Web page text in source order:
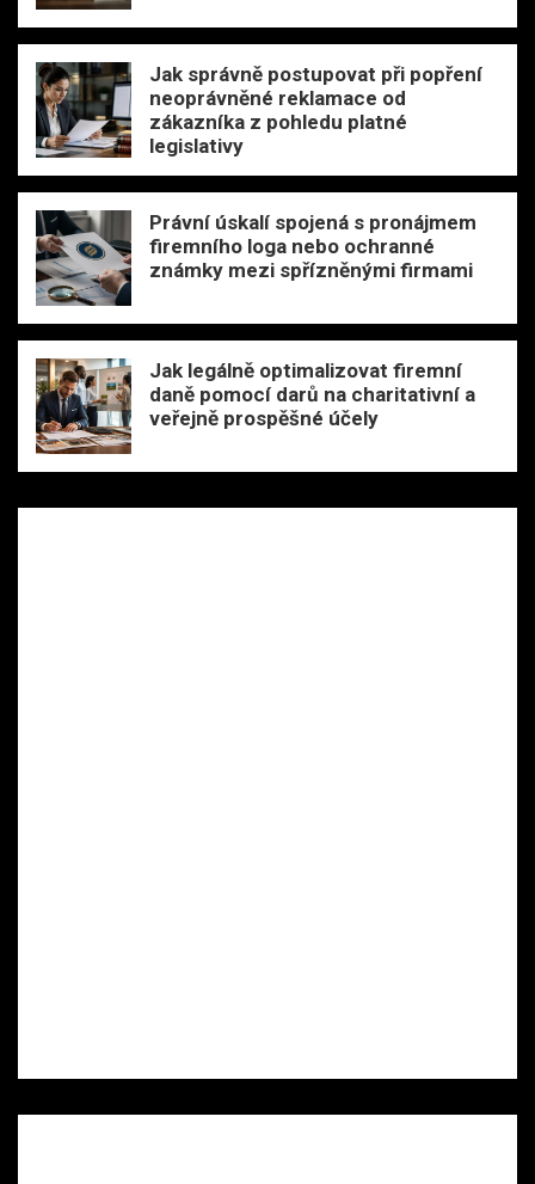
Jak správně postupovat při popření
neoprávněné reklamace od
zákazníka z pohledu platné
legislativy
Právní úskalí spojená s pronájmem
firemního loga nebo ochranné
známky mezi spřízněnými firmami
Jak legálně optimalizovat firemní
daně pomocí darů na charitativní a
veřejně prospěšné účely